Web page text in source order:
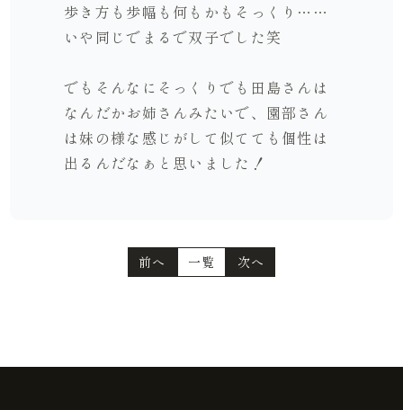
歩き方も歩幅も何もかもそっくり……
いや同じでまるで双子でした笑
でもそんなにそっくりでも田島さんは
なんだかお姉さんみたいで、園部さん
は妹の様な感じがして似てても個性は
出るんだなぁと思いました！
前へ 一覧 次へ